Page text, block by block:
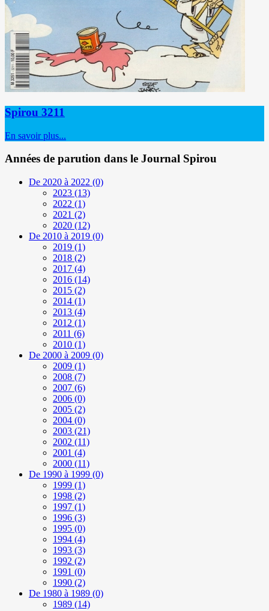
Spirou 3211
En savoir plus...
Années de parution dans le Journal Spirou
De 2020 à 2022 (0)
2023 (13)
2022 (1)
2021 (2)
2020 (12)
De 2010 à 2019 (0)
2019 (1)
2018 (2)
2017 (4)
2016 (14)
2015 (2)
2014 (1)
2013 (4)
2012 (1)
2011 (6)
2010 (1)
De 2000 à 2009 (0)
2009 (1)
2008 (7)
2007 (6)
2006 (0)
2005 (2)
2004 (0)
2003 (21)
2002 (11)
2001 (4)
2000 (11)
De 1990 à 1999 (0)
1999 (1)
1998 (2)
1997 (1)
1996 (3)
1995 (0)
1994 (4)
1993 (3)
1992 (2)
1991 (0)
1990 (2)
De 1980 à 1989 (0)
1989 (14)